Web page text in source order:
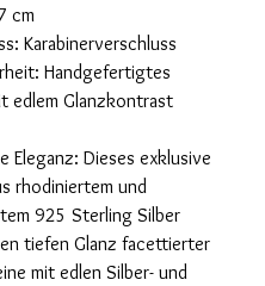
cm
Karabinerverschluss
Handgefertigtes
edlem Glanzkontrast
Eleganz: Dieses exklusive
rhodiniertem und
925 Sterling Silber
tiefen Glanz facettierter
mit edlen Silber- und